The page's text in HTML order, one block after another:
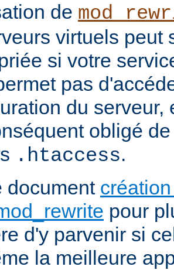
de
virtuels peut
si votre
pas
du serveur,
obligé
.htaccess.
document
pour
d'y parvenir si
la meilleure